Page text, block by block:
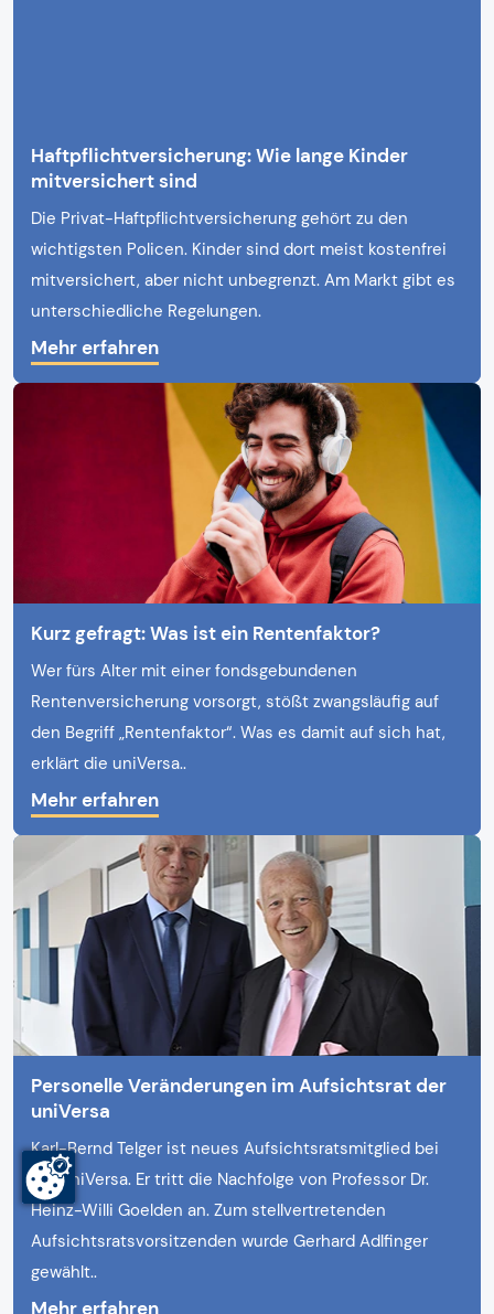
Haftpflichtversicherung: Wie lange Kinder
mitversichert sind
Die Privat-Haftpflichtversicherung gehört zu den
wichtigsten Policen. Kinder sind dort meist kostenfrei
mitversichert, aber nicht unbegrenzt. Am Markt gibt es
unterschiedliche Regelungen.
Mehr erfahren
Kurz gefragt: Was ist ein Rentenfaktor?
Wer fürs Alter mit einer fondsgebundenen
Rentenversicherung vorsorgt, stößt zwangsläufig auf
den Begriff „Rentenfaktor“. Was es damit auf sich hat,
erklärt die uniVersa..
Mehr erfahren
Personelle Veränderungen im Aufsichtsrat der
uniVersa
Karl-Bernd Telger ist neues Aufsichtsratsmitglied bei
der uniVersa. Er tritt die Nachfolge von Professor Dr.
Heinz-Willi Goelden an. Zum stellvertretenden
Aufsichtsratsvorsitzenden wurde Gerhard Adlfinger
gewählt..
Mehr erfahren